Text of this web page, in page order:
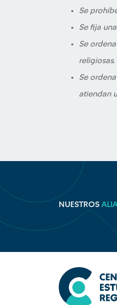
Se
Se fija
Se
religiosas.
Se
atiendan
NUESTROS